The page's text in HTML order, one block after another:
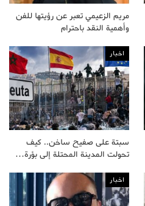
مريم الزعيمي تعبر عن رؤيتها للفن
وأهمية النقد باحترام
اخبار
سبتة على صفيح ساخن.. كيف
تحولت المدينة المحتلة إلى بؤرة…
اخبار